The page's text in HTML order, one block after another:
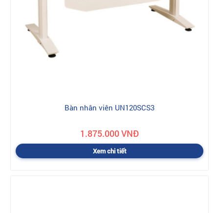
Bàn nhân viên UN120SCS3
1.875.000 VNĐ
Xem chi tiết